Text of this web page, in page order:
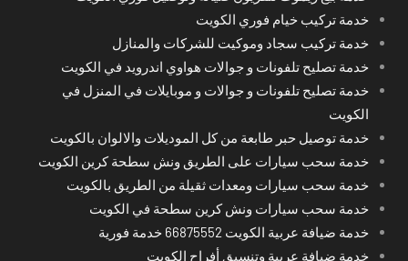
خدمة تركيب خيام فوري الكويت
خدمة تركيب سجاد وموكيت للشركات والمنازل
خدمة تصليح تلفونات و جوالات هواوي اندرويد في الكويت
خدمة تصليح تلفونات و جوالات و موبايلات في المنزل في
الكويت
خدمة توصيل حبر طابعة من كل الموديلات والالوان بالكويت
خدمة سحب سيارات على الطريق ونش سطحة كرين الكويت
خدمة سحب سيارات ومعدات ثقيلة من الطريق بالكويت
خدمة سحب سيارات ونش كرين سطحة في الكويت
خدمة ضيافة عربية الكويت 66875552 خدمة فورية
خدمة ضيافة عربية وتنسيق أفراح الكويت